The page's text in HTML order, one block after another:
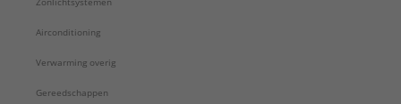
Airconditioning
Verwarming overig
Gereedschappen